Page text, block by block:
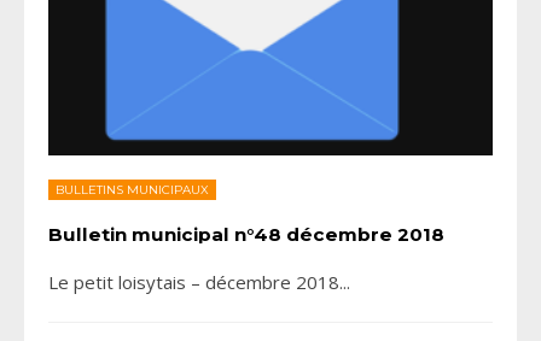
BULLETINS MUNICIPAUX
Bulletin municipal n°48 décembre 2018
Le petit loisytais – décembre 2018...